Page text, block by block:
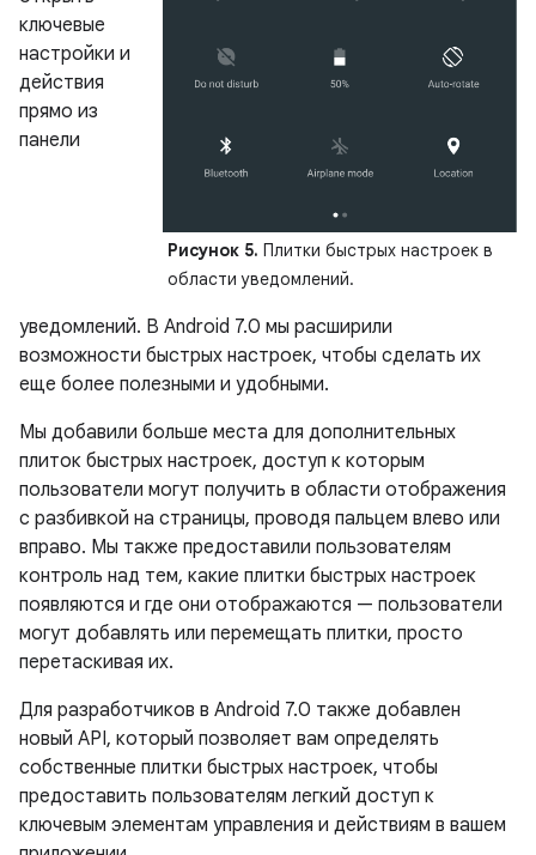
Рисунок 5. Плитки быстрых настроек в
области уведомлений.
ключевые
настройки и
действия
прямо из
панели
уведомлений. В Android 7.0 мы расширили
возможности быстрых настроек, чтобы сделать их
еще более полезными и удобными.
Мы добавили больше места для дополнительных
плиток быстрых настроек, доступ к которым
пользователи могут получить в области отображения
с разбивкой на страницы, проводя пальцем влево или
вправо. Мы также предоставили пользователям
контроль над тем, какие плитки быстрых настроек
появляются и где они отображаются — пользователи
могут добавлять или перемещать плитки, просто
перетаскивая их.
Для разработчиков в Android 7.0 также добавлен
новый API, который позволяет вам определять
собственные плитки быстрых настроек, чтобы
предоставить пользователям легкий доступ к
ключевым элементам управления и действиям в вашем